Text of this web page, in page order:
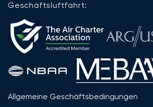
Geschäftsluftfahrt:
Allgemeine Geschäftsbedingungen